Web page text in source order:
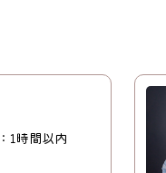
1時間以内